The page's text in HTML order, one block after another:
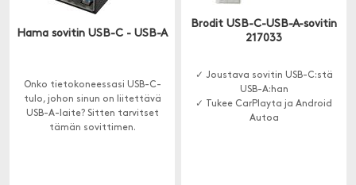
Hama sovitin USB-C - USB-A
Onko tietokoneessasi USB-C-
tulo, johon sinun on liitettävä
USB-A-laite? Sitten tarvitset
tämän sovittimen.
Brodit USB-C-USB-A-sovitin
217033
✓ Joustava sovitin USB-C:stä
USB-A:han
✓ Tukee CarPlayta ja Android
Autoa